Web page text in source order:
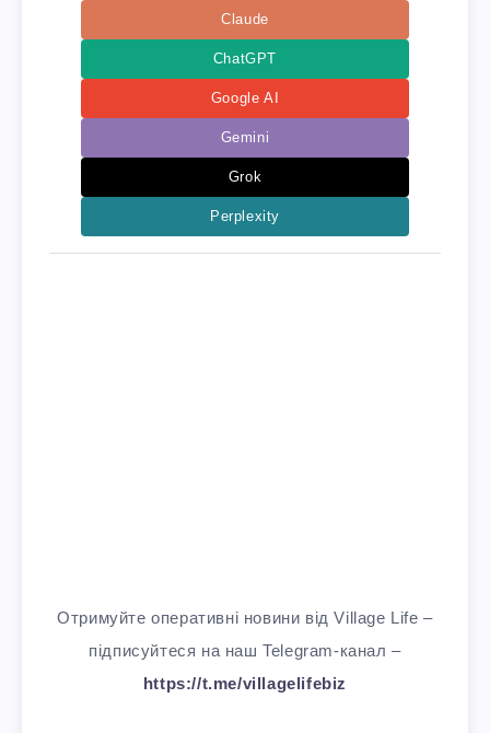
Claude
ChatGPT
Google AI
Gemini
Grok
Perplexity
Отримуйте оперативні новини від Village Life –
підписуйтеся на наш Telegram-канал –
https://t.me/villagelifebiz